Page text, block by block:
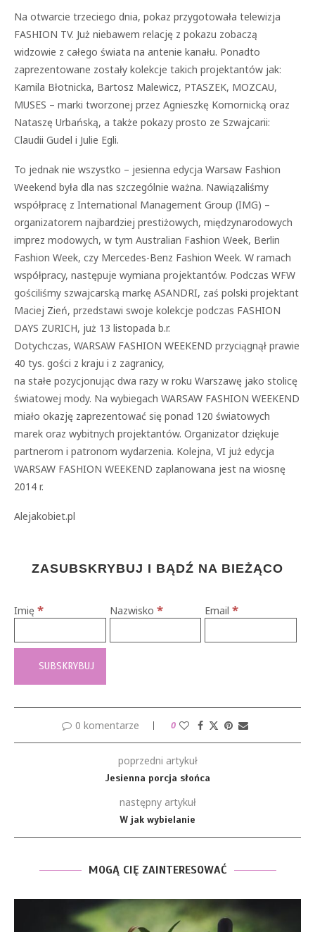
Na otwarcie trzeciego dnia, pokaz przygotowała telewizja
FASHION TV. Już niebawem relację z pokazu zobaczą
widzowie z całego świata na antenie kanału. Ponadto
zaprezentowane zostały kolekcje takich projektantów jak:
Kamila Błotnicka, Bartosz Malewicz, PTASZEK, MOZCAU,
MUSES – marki tworzonej przez Agnieszkę Komornicką oraz
Nataszę Urbańską, a także pokazy prosto ze Szwajcarii:
Claudii Gudel i Julie Egli.
To jednak nie wszystko – jesienna edycja Warsaw Fashion
Weekend była dla nas szczególnie ważna. Nawiązaliśmy
współpracę z International Management Group (IMG) –
organizatorem najbardziej prestiżowych, międzynarodowych
imprez modowych, w tym Australian Fashion Week, Berlin
Fashion Week, czy Mercedes-Benz Fashion Week. W ramach
współpracy, następuje wymiana projektantów. Podczas WFW
gościliśmy szwajcarską markę ASANDRI, zaś polski projektant
Maciej Zień, przedstawi swoje kolekcje podczas FASHION
DAYS ZURICH, już 13 listopada b.r.
Dotychczas, WARSAW FASHION WEEKEND przyciągnął prawie
40 tys. gości z kraju i z zagranicy,
na stałe pozycjonując dwa razy w roku Warszawę jako stolicę
światowej mody. Na wybiegach WARSAW FASHION WEEKEND
miało okazję zaprezentować się ponad 120 światowych
marek oraz wybitnych projektantów. Organizator dziękuje
partnerom i patronom wydarzenia. Kolejna, VI już edycja
WARSAW FASHION WEEKEND zaplanowana jest na wiosnę
2014 r.
Alejakobiet.pl
ZASUBSKRYBUJ I BĄDŹ NA BIEŻĄCO
Imię * Nazwisko * Email*
0 komentarze 0
poprzedni artykuł
Jesienna porcja słońca
następny artykuł
W jak wybielanie
MOGĄ CIĘ ZAINTERESOWAĆ